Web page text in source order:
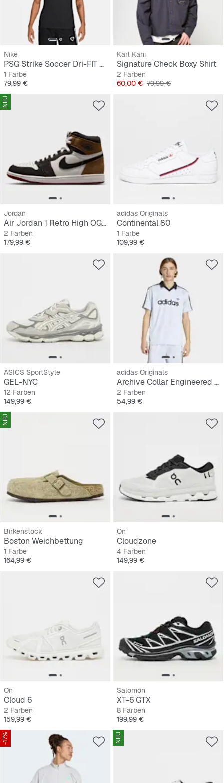
Nike
PSG Strike Soccer Dri-FIT Short-Sleeve Top
1 Farbe
Preis
79,99 €
Karl Kani
Signature Check Boxy Shirt
2 Farben
Preis
60,00 € Originalpreis
79,99 €
NEU
Jordan
Air Jordan 1 Retro High OG "Love The Game"
2 Farben
Preis
179,99 €
adidas Originals
Continental 80
1 Farbe
Preis
109,99 €
ASICS SportStyle
GEL-NYC
12 Farben
Preis
149,99 €
adidas Originals
Archive Collar Engineered Jersey
2 Farben
Preis
54,99 €
NEU
Birkenstock
Boston Weichbettung
1 Farbe
Preis
164,99 €
On
Cloudzone
4 Farben
Preis
149,99 €
On
Cloud 6
2 Farben
Preis
159,99 €
Salomon
XT-6 GTX
8 Farben
Preis
199,99 €
-17% NEU